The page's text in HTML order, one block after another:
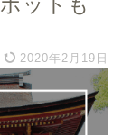
ットも
2020年2月19日